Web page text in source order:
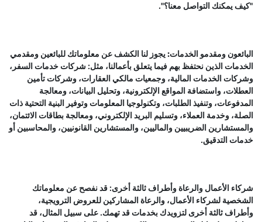
"كيف يمكنك التواصل معنا؟".
البائعون ومقدمو الخدمات:يجوز لنا الكشف عن معلوماتك للبائعين ومقدمي
الخدمات الذين نحتفظ بهم فيما يتعلق بأعمالنا، مثل: شركات خدمات السفر،
وشركات الخدمات المالية، وجمعيات مالكي العقارات، وشركات تأمين
العطلات، واستضافة المواقع الإلكترونية، وتحليل البيانات، ومعالجة
المدفوعات، وتنفيذ الطلبات، وتكنولوجيا المعلومات وتوفير البنية التحتية ذات
الصلة، وخدمة العملاء، وتسليم البريد الإلكتروني، ومعالجة بطاقات الائتمان،
والمستشارين الضريبيين والماليين، والمستشارين القانونيين، والمحاسبين أو
خدمات التدقيق.
شركاء الأعمال والرعاة وأطراف ثالثة أخرى: قد نفصح عن معلوماتك
الشخصية لشركاء الأعمال، والرعاة المشاركين للعروض الترويجية،
وأطراف ثالثة أخرى لتزويدك بخدمات قد تهمك. على سبيل المثال، قد